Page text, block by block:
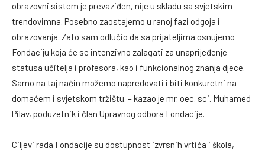
obrazovni sistem je prevaziđen, nije u skladu sa svjetskim
trendovimna. Posebno zaostajemo u ranoj fazi odgoja i
obrazovanja. Zato sam odlučio da sa prijateljima osnujemo
Fondaciju koja će se intenzivno zalagati za unaprijeđenje
statusa učitelja i profesora, kao i funkcionalnog znanja djece.
Samo na taj način možemo napredovati i biti konkuretni na
domaćem i svjetskom tržištu. – kazao je mr. oec. sci. Muhamed
Pilav, poduzetnik i član Upravnog odbora Fondacije.
Ciljevi rada Fondacije su dostupnost izvrsnih vrtića i škola,